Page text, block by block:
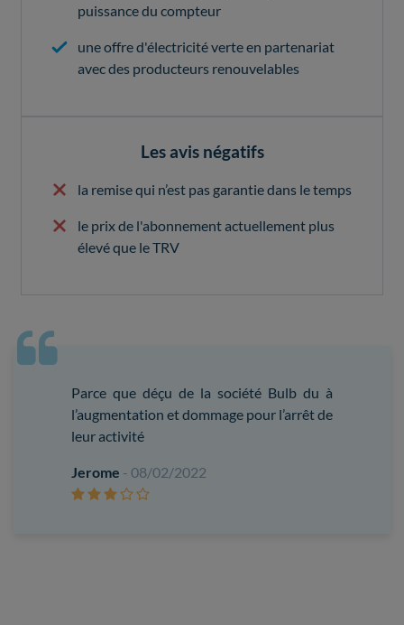
puissance du compteur
une offre d'électricité verte en partenariat
avec des producteurs renouvelables
Les avis négatifs
la remise qui n’est pas garantie dans le temps
le prix de l'abonnement actuellement plus
élevé que le TRV
Parce que déçu de la société Bulb du à
l’augmentation et dommage pour l’arrêt de
leur activité
Jerome - 08/02/2022